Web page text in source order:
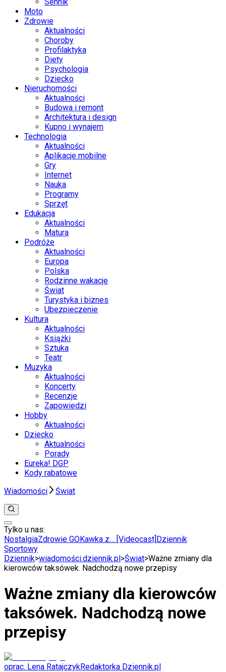
Moto
Zdrowie
Aktualności
Choroby
Profilaktyka
Diety
Psychologia
Dziecko
Nieruchomości
Aktualności
Budowa i remont
Architektura i design
Kupno i wynajem
Technologia
Aktualności
Aplikacje mobilne
Gry
Internet
Nauka
Programy
Sprzęt
Edukacja
Aktualności
Matura
Podróże
Aktualności
Europa
Polska
Rodzinne wakacje
Świat
Turystyka i biznes
Ubezpieczenie
Kultura
Aktualności
Książki
Sztuka
Teatr
Muzyka
Aktualności
Koncerty
Recenzje
Zapowiedzi
Hobby
Aktualności
Dziecko
Aktualności
Porady
Eureka! DGP
Kody rabatowe
Wiadomości
Świat
Anuluj
Wiadomości
Świat
Polityka
Ciekawostki
Gospodarka
Aktualności
Emerytury
Finanse
Praca
Podatki
Finanse
Tylko u nas:
NostalgiaZdrowie GOKawka z… [Videocast] Dziennik
Sportowy
Dziennik>wiadomości.dziennik.pl >Świat>Ważne zmiany dla
kierowców taksówek. Nadchodzą nowe przepisy
Ważne zmiany dla kierowców
taksówek. Nadchodzą nowe
przepisy
oprac. Lena RatajczykRedaktorka Dziennik.pl